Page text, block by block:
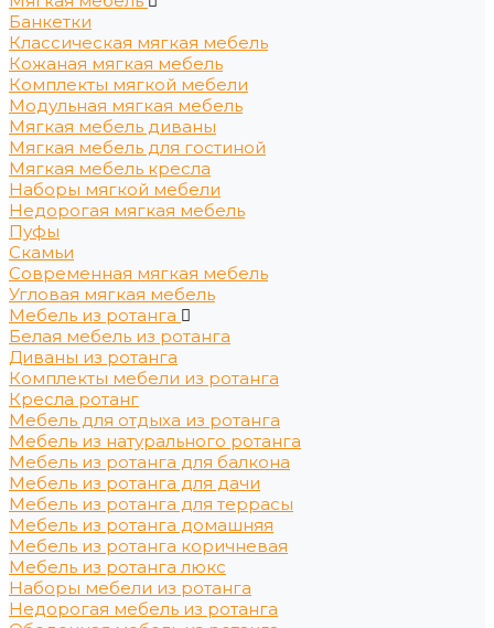
Банкетки
Классическая мягкая мебель
Кожаная мягкая мебель
Комплекты мягкой мебели
Модульная мягкая мебель
Мягкая мебель диваны
Мягкая мебель для гостиной
Мягкая мебель кресла
Наборы мягкой мебели
Недорогая мягкая мебель
Пуфы
Скамьи
Современная мягкая мебель
Угловая мягкая мебель
Мебель из ротанга
Белая мебель из ротанга
Диваны из ротанга
Комплекты мебели из ротанга
Кресла ротанг
Мебель для отдыха из ротанга
Мебель из натурального ротанга
Мебель из ротанга для балкона
Мебель из ротанга для дачи
Мебель из ротанга для террасы
Мебель из ротанга домашняя
Мебель из ротанга коричневая
Мебель из ротанга люкс
Наборы мебели из ротанга
Недорогая мебель из ротанга